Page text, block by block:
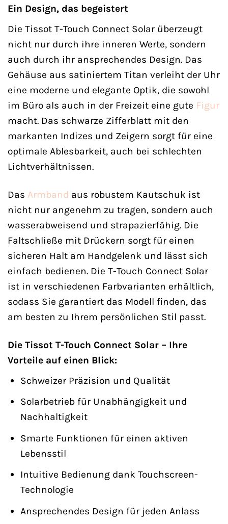
Ein Design, das begeistert
Die Tissot T-Touch Connect Solar überzeugt
nicht nur durch ihre inneren Werte, sondern
auch durch ihr ansprechendes Design. Das
Gehäuse aus satiniertem Titan verleiht der Uhr
eine moderne und elegante Optik, die sowohl
im Büro als auch in der Freizeit eine gute Figur
macht. Das schwarze Zifferblatt mit den
markanten Indizes und Zeigern sorgt für eine
optimale Ablesbarkeit, auch bei schlechten
Lichtverhältnissen.
Das Armband aus robustem Kautschuk ist
nicht nur angenehm zu tragen, sondern auch
wasserabweisend und strapazierfähig. Die
Faltschließe mit Drückern sorgt für einen
sicheren Halt am Handgelenk und lässt sich
einfach bedienen. Die T-Touch Connect Solar
ist in verschiedenen Farbvarianten erhältlich,
sodass Sie garantiert das Modell finden, das
am besten zu Ihrem persönlichen Stil passt.
Die Tissot T-Touch Connect Solar – Ihre
Vorteile auf einen Blick:
Schweizer Präzision und Qualität
Solarbetrieb für Unabhängigkeit und
Nachhaltigkeit
Smarte Funktionen für einen aktiven
Lebensstil
Intuitive Bedienung dank Touchscreen-
Technologie
Ansprechendes Design für jeden Anlass